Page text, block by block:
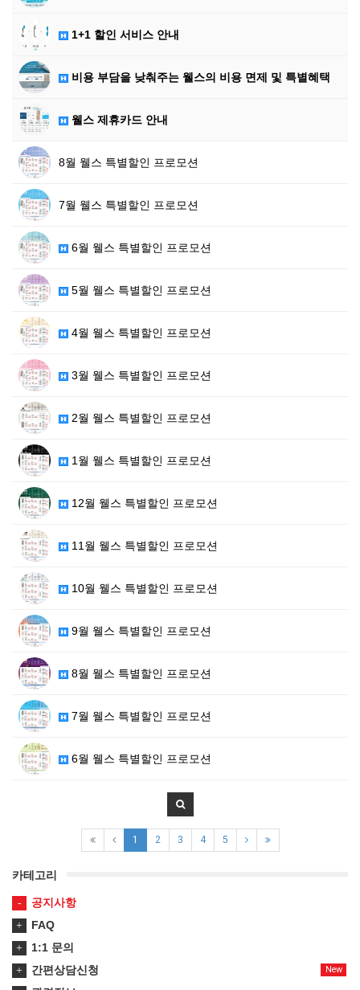
1+1 할인 서비스 안내
비용 부담을 낮춰주는 웰스의 비용 면제 및 특별혜택
웰스 제휴카드 안내
8월 웰스 특별할인 프로모션
7월 웰스 특별할인 프로모션
6월 웰스 특별할인 프로모션
5월 웰스 특별할인 프로모션
4월 웰스 특별할인 프로모션
3월 웰스 특별할인 프로모션
2월 웰스 특별할인 프로모션
1월 웰스 특별할인 프로모션
12월 웰스 특별할인 프로모션
11월 웰스 특별할인 프로모션
10월 웰스 특별할인 프로모션
9월 웰스 특별할인 프로모션
8월 웰스 특별할인 프로모션
7월 웰스 특별할인 프로모션
6월 웰스 특별할인 프로모션
1 2 3 4 5
카테고리
공지사항
FAQ
1:1 문의
New
간편상담신청